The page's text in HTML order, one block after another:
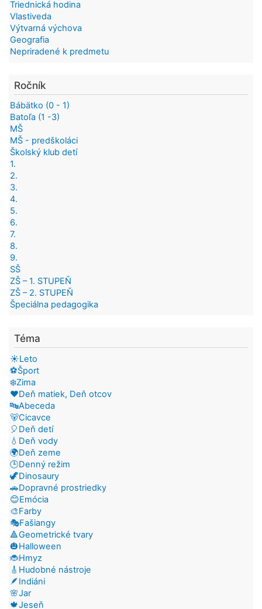
Triednická hodina
Vlastiveda
Výtvarná výchova
Geografia
Nepriradené k predmetu
Ročník
Bábätko (0 - 1)
Batoľa (1 -3)
MŠ
MŠ - predškoláci
Školský klub detí
1.
2.
3.
4.
5.
6.
7.
8.
9.
SŠ
ZŠ – 1. STUPEŇ
ZŠ – 2. STUPEŇ
Špeciálna pedagogika
Téma
☀️Leto
⚽Šport
❄️Zima
❤️Deň matiek, Deň otcov
🔤Abeceda
🐻Cicavce
🎈Deň detí
💧Deň vody
🌍Deň zeme
🕒Denný režim
🦖Dinosaury
🚗Dopravné prostriedky
😊Emócia
🎨Farby
🎭Fašiangy
🔺Geometrické tvary
🎃Halloween
🐞Hmyz
🎸Hudobné nástroje
🪶Indiáni
🌸Jar
🍁Jeseň